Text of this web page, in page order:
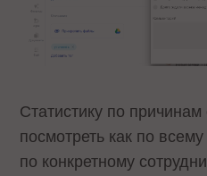
Статистику по
посмотреть как по
по конкретному